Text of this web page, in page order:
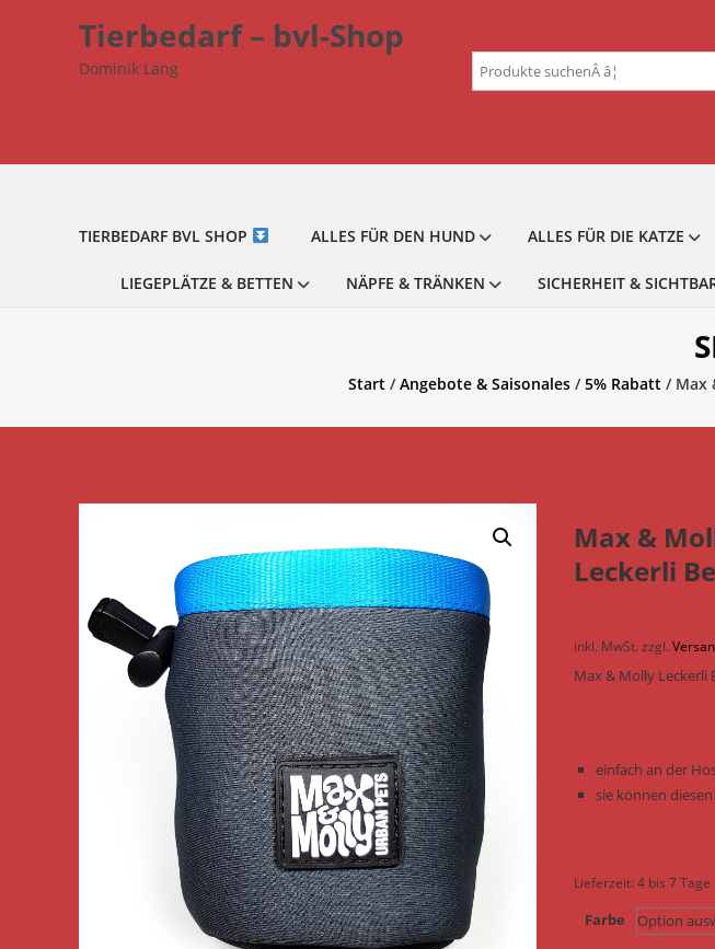
Tierbedarf – bvl-Shop
Dominik Lang
Suchen
nach:
TIERBEDARF BVL SHOP ALLES FÜR DEN HUND ALLES FÜR DIE KATZE
LIEGEPLÄTZE & BETTEN NÄPFE & TRÄNKEN SICHERHEIT &
Start /Angebote & Saisonales /5% Rabatt / Max
Max &
Leckerli
inkl. MwSt. zzgl.
Max & Molly Leckerli
einfach an der
sie können
Lieferzeit:4 bis 7 Tage
Farbe